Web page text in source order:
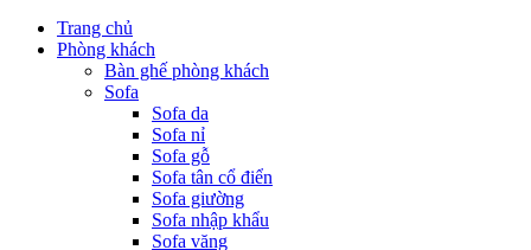
Trang chủ
Phòng khách
Bàn ghế phòng khách
Sofa
Sofa da
Sofa nỉ
Sofa gỗ
Sofa tân cổ điển
Sofa giường
Sofa nhập khẩu
Sofa văng